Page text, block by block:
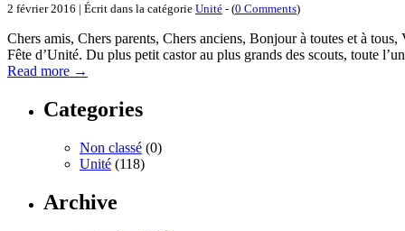
2 février 2016 | Écrit dans la catégorie Unité - (0 Comments)
Chers amis, Chers parents, Chers anciens, Bonjour à toutes et à
Fête d’Unité. Du plus petit castor au plus grands des scouts, toute
Read more →
Categories
Non classé (0)
Unité (118)
Archive